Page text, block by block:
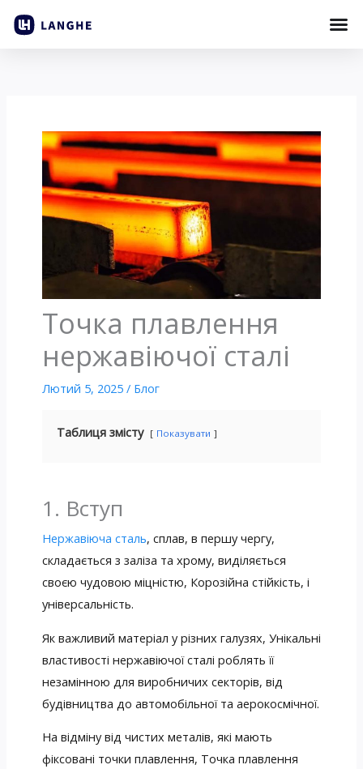
вміст
Точка плавлення
нержавіючої сталі
Лютий 5, 2025 / Блог
Таблиця змісту Показувати
1. Вступ
Нержавіюча сталь, сплав, в першу чергу,
складається з заліза та хрому, виділяється
своєю чудовою міцністю, Корозійна стійкість, і
універсальність.
Як важливий матеріал у різних галузях, Унікальні
властивості нержавіючої сталі роблять її
незамінною для виробничих секторів, від
будівництва до автомобільної та аерокосмічної.
На відміну від чистих металів, які мають
фіксовані точки плавлення, Точка плавлення